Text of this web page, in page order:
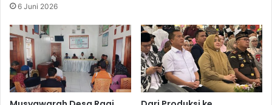
6 Juni 2026